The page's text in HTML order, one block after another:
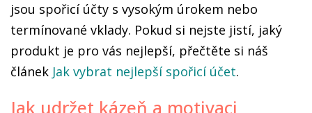
jsou spořicí účty s vysokým úrokem nebo
termínované vklady. Pokud si nejste jistí, jaký
produkt je pro vás nejlepší, přečtěte si náš
článek Jak vybrat nejlepší spořicí účet.
Jak udržet kázeň a motivaci